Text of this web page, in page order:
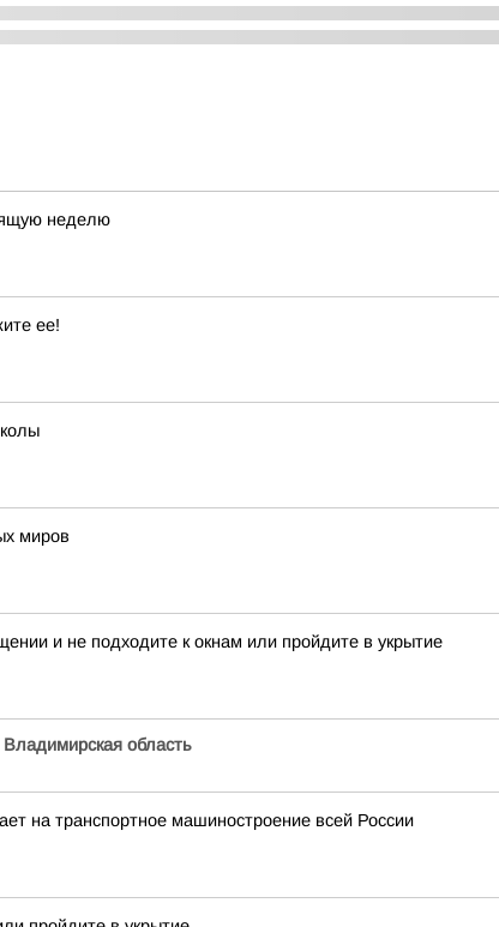
неделю
ее!
миров
и не подходите к окнам или пройдите в укрытие
область
на транспортное машиностроение всей России